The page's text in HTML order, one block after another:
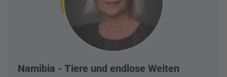
Namibia - Tiere und endlose Weiten